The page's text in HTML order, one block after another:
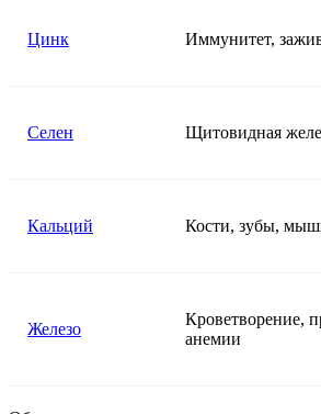
Цинк Иммунитет,
Селен Щитовидная
Кальций Кости, зубы,
Железо
Кроветворение,
анемии